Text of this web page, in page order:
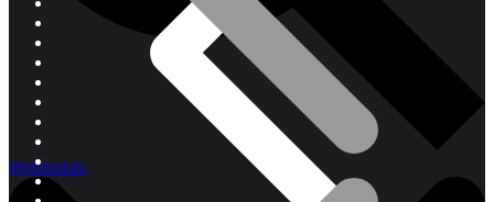
Webáruház